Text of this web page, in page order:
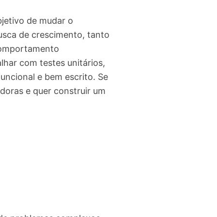
de mudar o
de crescimento, tanto
com testes unitários,
e bem escrito. Se
e quer construir um